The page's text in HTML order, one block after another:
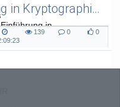
Einführung in Kryptographie (in English) 15
in
(in English) - SoSe 26
139
0
0